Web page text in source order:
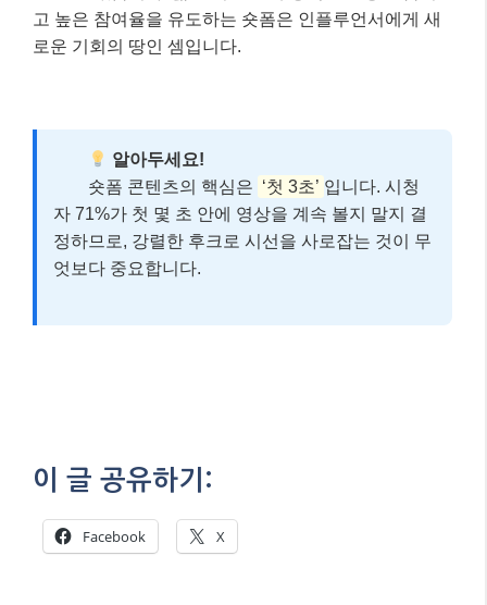
고 높은 참여율을 유도하는 숏폼은 인플루언서에게 새
로운 기회의 땅인 셈입니다.
알아두세요!
숏폼 콘텐츠의 핵심은 ‘첫 3초’ 입니다. 시청
자 71%가 첫 몇 초 안에 영상을 계속 볼지 말지 결
정하므로, 강렬한 후크로 시선을 사로잡는 것이 무
엇보다 중요합니다.
이 글 공유하기:
Facebook X